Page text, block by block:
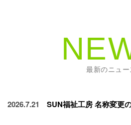
最新のニュー
2026.7.21 SUN福祉工房名称変更